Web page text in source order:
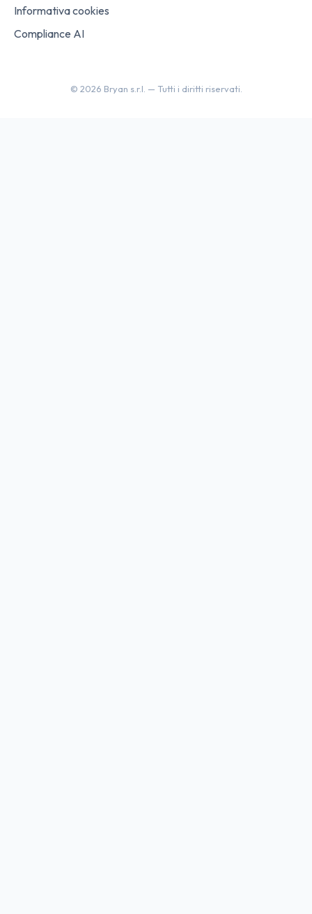
Informativa cookies
Compliance AI
© 2026 Bryan s.r.l. — Tutti i diritti riservati.